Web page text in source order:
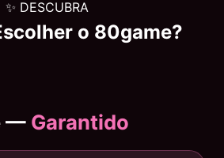
✨ DESCUBRA
o 80game?
— Garantido